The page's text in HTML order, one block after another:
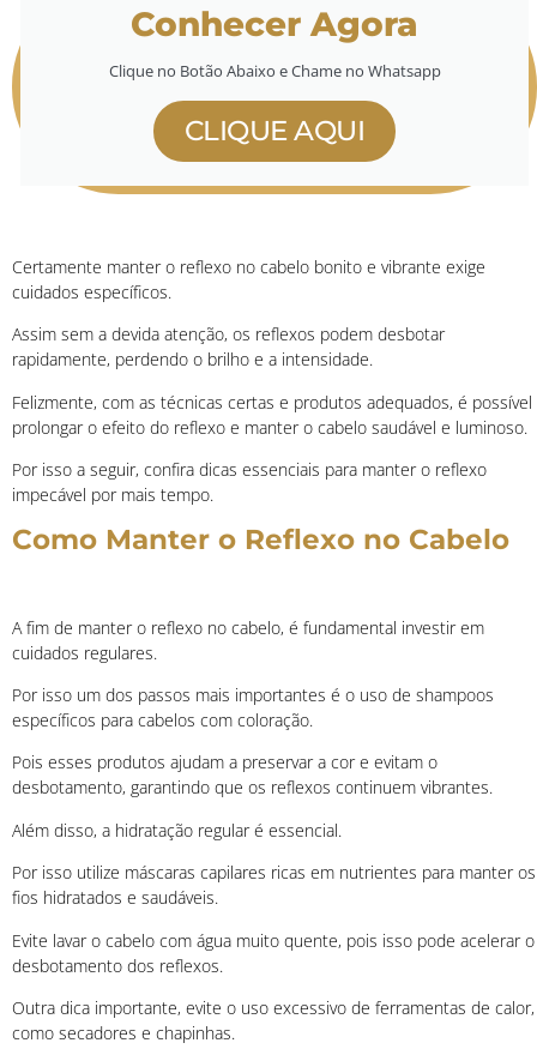
Conhecer Agora
Clique no Botão Abaixo e Chame no Whatsapp
CLIQUE AQUI
Certamente manter o reflexo no cabelo bonito e vibrante exige
cuidados específicos.
Assim sem a devida atenção, os reflexos podem desbotar
rapidamente, perdendo o brilho e a intensidade.
Felizmente, com as técnicas certas e produtos adequados, é possível
prolongar o efeito do reflexo e manter o cabelo saudável e luminoso.
Por isso a seguir, confira dicas essenciais para manter o reflexo
impecável por mais tempo.
Como Manter o Reflexo no Cabelo
A fim de manter o reflexo no cabelo, é fundamental investir em
cuidados regulares.
Por isso um dos passos mais importantes é o uso de shampoos
específicos para cabelos com coloração.
Pois esses produtos ajudam a preservar a cor e evitam o
desbotamento, garantindo que os reflexos continuem vibrantes.
Além disso, a hidratação regular é essencial.
Por isso utilize máscaras capilares ricas em nutrientes para manter os
fios hidratados e saudáveis.
Evite lavar o cabelo com água muito quente, pois isso pode acelerar o
desbotamento dos reflexos.
Outra dica importante, evite o uso excessivo de ferramentas de calor,
como secadores e chapinhas.